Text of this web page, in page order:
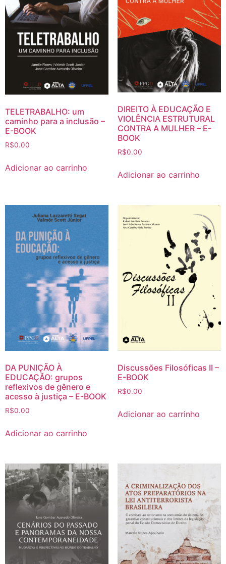
TELETRABALHO: um
caminho para a inclusão –
E-BOOK
R$0.00
Adicionar ao carrinho
DIREITO À EDUCAÇÃO E
VIOLÊNCIA ESTRUTURAL
CONTRA A MULHER – E-
BOOK
R$0.00
Adicionar ao carrinho
DA PUNIÇÃO À
EDUCAÇÃO: grupos
reflexivos de gênero e
acesso à justiça – E-BOOK
R$0.00
Adicionar ao carrinho
Discussões Filosóficas II –
E-BOOK
R$0.00
Adicionar ao carrinho